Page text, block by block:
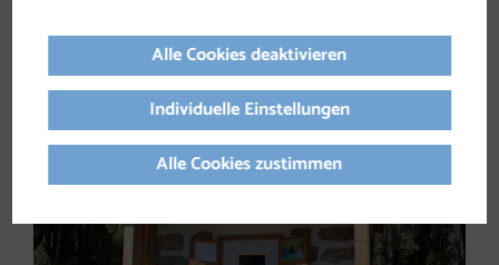
Alle Cookies deaktivieren
Individuelle Einstellungen
Alle Cookies zustimmen